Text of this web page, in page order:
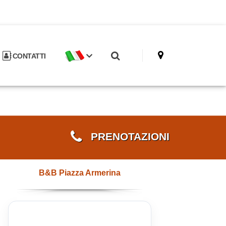
CONTATTI
PRENOTAZIONI
B&B Piazza Armerina